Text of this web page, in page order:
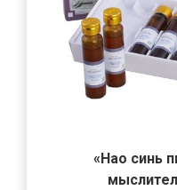
«Нао синь